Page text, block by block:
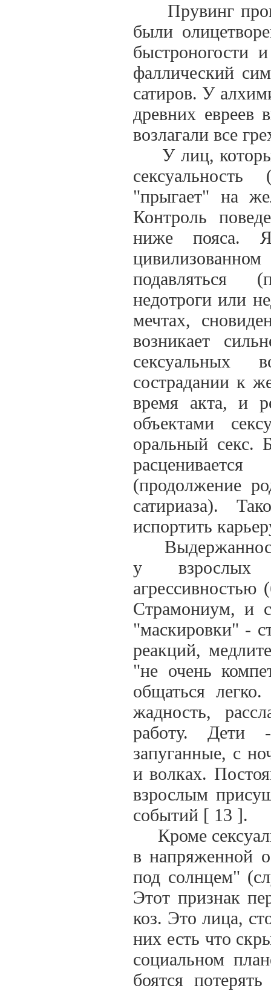
Прувинг
были
быстроногости
фаллический
сатиров. У
древних евреев
возлагали все
У лиц, которым
сексуальность
"прыгает" на
Контроль
ниже пояса.
подавляться
недотроги или
мечтах,
возникает
сексуальных
сострадании к
время акта, и
объектами
оральный секс.
(продолжение
сатириаза).
испортить
у взрослых
Страмониум, и
"маскировки" -
реакций,
"не очень
общаться
жадность,
работу. Дети
запуганные, с
и волках.
взрослым
событий [ 13 ].
Кроме
в напряженной
под солнцем"
Этот признак
коз. Это лица,
них есть что
социальном
боятся